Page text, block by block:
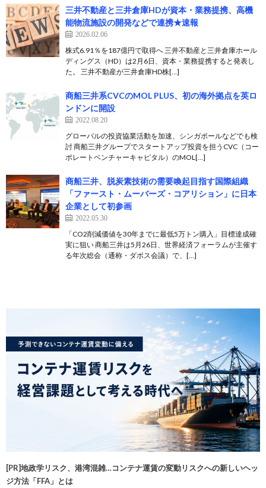
三井不動産と三井倉庫HDが資本・業務提携、高機
能物流施設の開発などで連携★速報
2026.02.06
株式6.91％を187億円で取得へ 三井不動産と三井倉庫ホール
ディングス（HD）は2月6日、資本・業務提携すると発表し
た。 三井不動産が三井倉庫HD株[…]
商船三井系CVCのMOL PLUS、初の海外拠点を英ロ
ンドンに開設
2022.08.20
グローバルの投資協業活動を加速、シンガポールなどでも検
討 商船三井グループでスタートアップ投資を担うCVC（コー
ポレートベンチャーキャピタル）のMOL[…]
商船三井、脱炭素技術の需要喚起目指す国際組織
「ファースト・ムーバーズ・コアリション」に日本
企業として初参画
2022.05.30
「CO2削減価値を30年までに最低5万トン購入」目標達成確
実に狙い 商船三井は5月26日、世界経済フォーラムが主催す
る年次総会（通称・ダボス会議）で、[…]
[PR]地政学リスク、港湾混雑…コンテナ運賃の変動リスクへの新しいヘッ
ジ方法「FFA」とは